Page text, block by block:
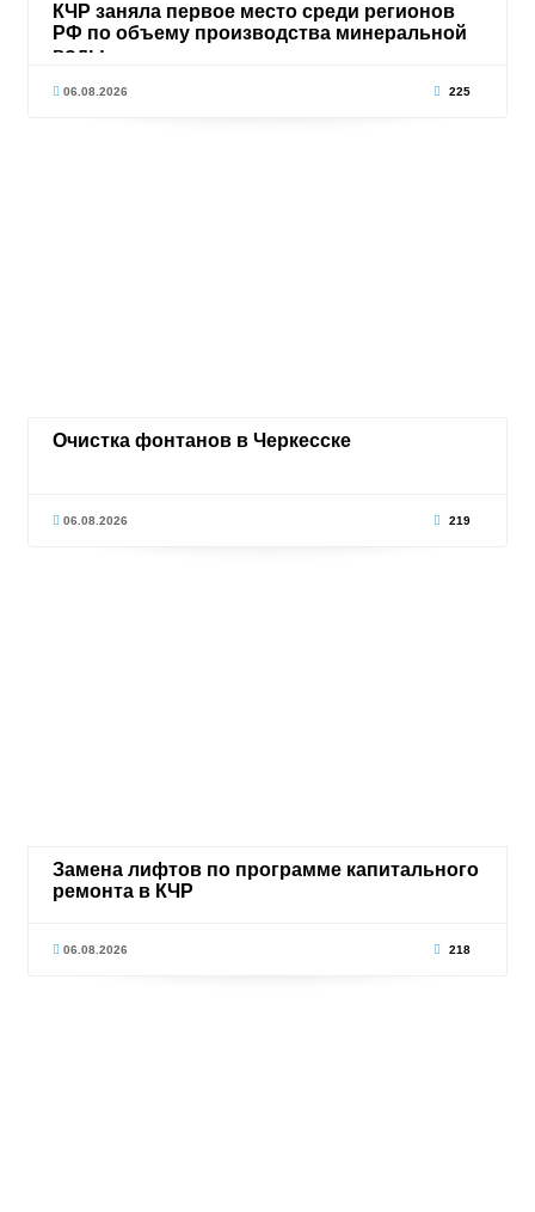
КЧР заняла первое место среди регионов
РФ по объему производства минеральной
воды
06.08.2026 225
Очистка фонтанов в Черкесске
06.08.2026 219
Замена лифтов по программе капитального
ремонта в КЧР
06.08.2026 218